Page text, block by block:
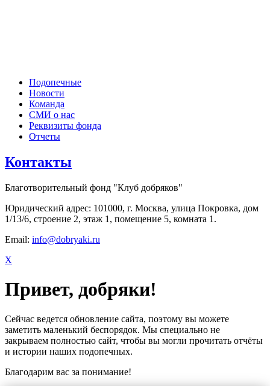
Подопечные
Новости
Команда
СМИ о нас
Реквизиты фонда
Отчеты
Контакты
Благотворительный фонд "Клуб добряков"
Юридический адрес: 101000, г. Москва, улица Покровка, дом
1/13/6, строение 2, этаж 1, помещение 5, комната 1.
Email: info@dobryaki.ru
X
Привет, добряки!
Сейчас ведется обновление сайта, поэтому вы можете
заметить маленький беспорядок. Мы специально не
закрываем полностью сайт, чтобы вы могли прочитать отчёты
и истории наших подопечных.
Благодарим вас за понимание!